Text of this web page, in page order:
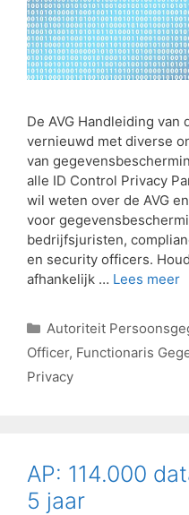
De AVG Handleiding van
vernieuwd met diverse
van
alle ID Control Privacy
wil weten over de AVG
voor
bedrijfsjuristen,
en security officers.
afhankelijk … Lees meer
Autoriteit
Officer, Functionaris
Privacy
AP: 114.000
5 jaar